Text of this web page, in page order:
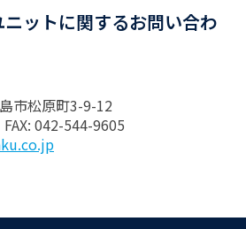
ットに関するお問い合わ
市松原町3-9-12
042-544-9605